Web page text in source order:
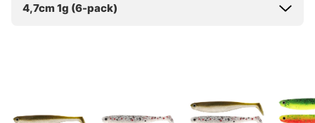
4,7cm 1g (6-pack)